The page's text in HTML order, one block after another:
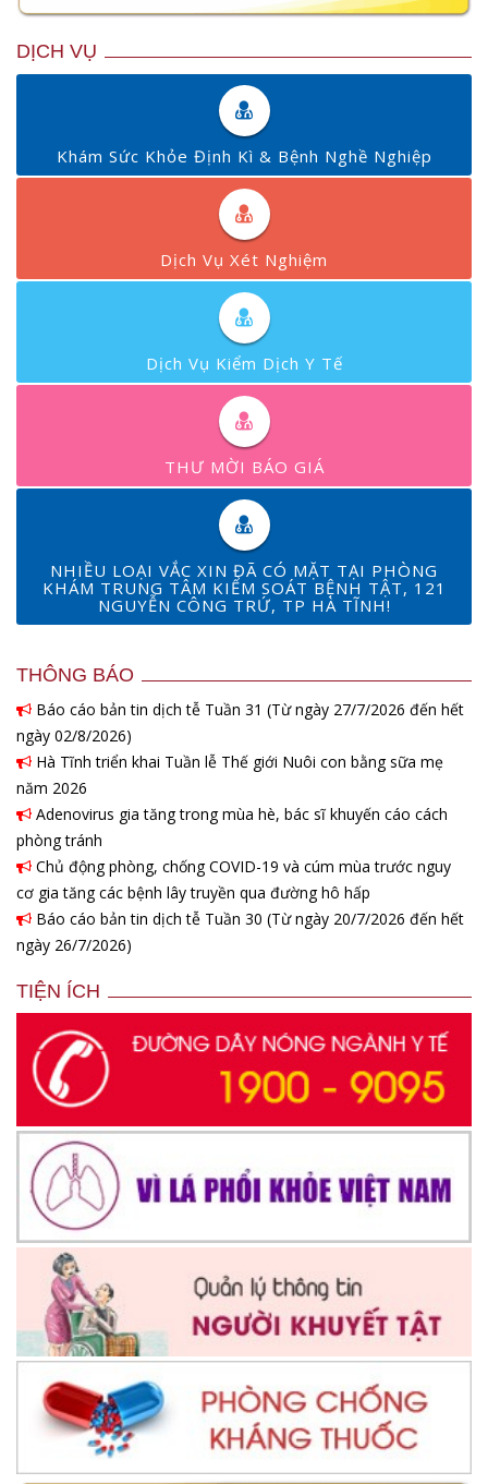
DỊCH VỤ
Khám Sức Khỏe Định Kì & Bệnh Nghề Nghiệp
Dịch Vụ Xét Nghiệm
Dịch Vụ Kiểm Dịch Y Tế
THƯ MỜI BÁO GIÁ
NHIỀU LOẠI VẮC XIN ĐÃ CÓ MẶT TẠI PHÒNG
KHÁM TRUNG TÂM KIỂM SOÁT BỆNH TẬT, 121
NGUYỄN CÔNG TRỨ, TP HÀ TĨNH!
THÔNG BÁO
Báo cáo bản tin dịch tễ Tuần 31 (Từ ngày 27/7/2026 đến hết
ngày 02/8/2026)
Hà Tĩnh triển khai Tuần lễ Thế giới Nuôi con bằng sữa mẹ
năm 2026
Adenovirus gia tăng trong mùa hè, bác sĩ khuyến cáo cách
phòng tránh
Chủ động phòng, chống COVID-19 và cúm mùa trước nguy
cơ gia tăng các bệnh lây truyền qua đường hô hấp
Báo cáo bản tin dịch tễ Tuần 30 (Từ ngày 20/7/2026 đến hết
ngày 26/7/2026)
TIỆN ÍCH